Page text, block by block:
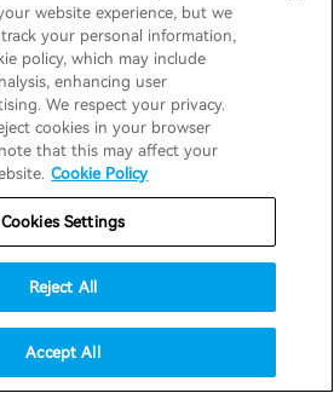
ート
ル登録
website experience, but we
your personal information,
policy, which may include
enhancing user
We respect your privacy.
cookies in your browser
that this may affect your
Cookie Policy
Cookies Settings
Reject All
Accept All